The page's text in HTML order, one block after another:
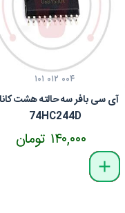
۱۰۱ ۰۱۲ ۰۰۴
آی سی بافر سه حالته هشت
74HC244D
۱۴۰,۰۰۰ تومان
delete
remove
add